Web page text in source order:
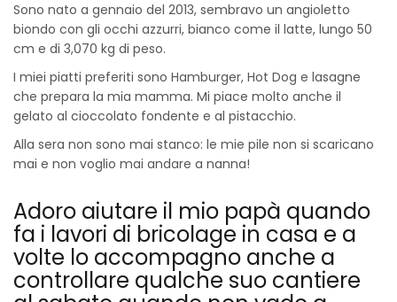
Sono nato a gennaio del 2013, sembravo un angioletto
biondo con gli occhi azzurri, bianco come il latte, lungo 50
cm e di 3,070 kg di peso.
I miei piatti preferiti sono Hamburger, Hot Dog e lasagne
che prepara la mia mamma. Mi piace molto anche il
gelato al cioccolato fondente e al pistacchio.
Alla sera non sono mai stanco: le mie pile non si scaricano
mai e non voglio mai andare a nanna!
Adoro aiutare il mio papà quando
fa i lavori di bricolage in casa e a
volte lo accompagno anche a
controllare qualche suo cantiere